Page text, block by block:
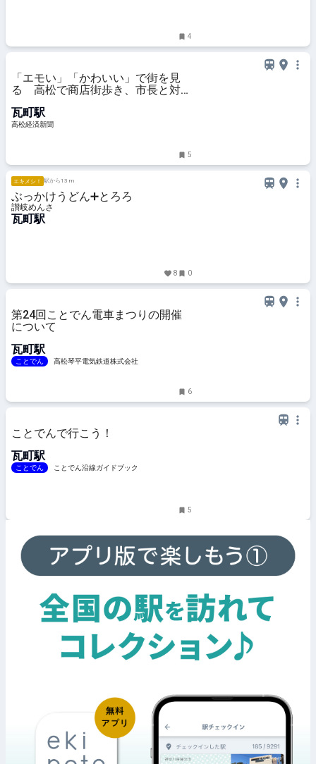
4
「エモい」「かわいい」で街を見
る 高松で商店街歩き、市長と対話
瓦町駅
高松経済新聞
5
エキメシ！ 駅から13 m
ぶっかけうどん➕とろろ
讃岐めんさ
瓦町駅
8 0
第24回ことでん電車まつりの開催
について
瓦町駅
ことでん 高松琴平電気鉄道株式会社
6
ことでんで行こう！
瓦町駅
ことでん ことでん沿線ガイドブック
5